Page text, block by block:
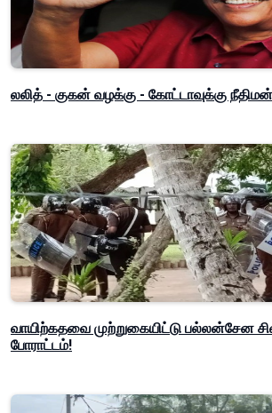
லலித் - குகன் வழக்கு - கோட்டாவுக்கு
வாயிற்கதவை முற்றுகையிட்டு பல்லன்சேன
போராட்டம்!